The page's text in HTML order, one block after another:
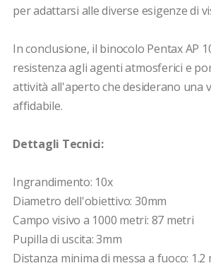
per adattarsi alle diverse esigenze di
In conclusione, il binocolo Pentax AP
resistenza agli agenti atmosferici e
attività all'aperto che desiderano una
affidabile.
Dettagli Tecnici:
Ingrandimento: 10x
Diametro dell'obiettivo: 30mm
Campo visivo a 1000 metri: 87 metri
Pupilla di uscita: 3mm
Distanza minima di messa a fuoco: 1.2